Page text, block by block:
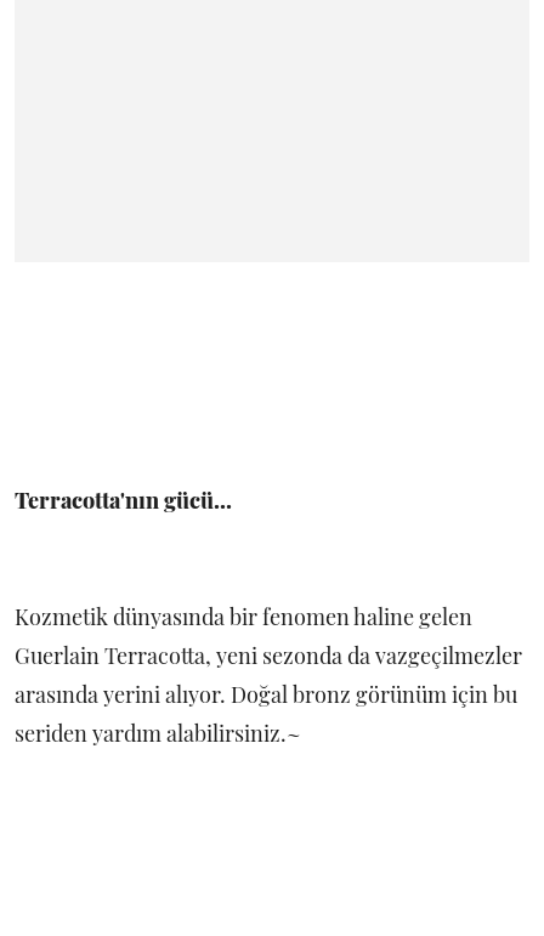
Terracotta'nın gücü...
Kozmetik dünyasında bir fenomen haline gelen
Guerlain Terracotta, yeni sezonda da vazgeçilmezler
arasında yerini alıyor. Doğal bronz görünüm için bu
seriden yardım alabilirsiniz.~